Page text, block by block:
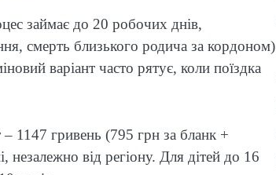
займає до 20 робочих днів,
смерть близького родича за кордоном)
варіант часто рятує, коли поїздка
– 1147 гривень (795 грн за бланк +
незалежно від регіону. Для дітей до 16